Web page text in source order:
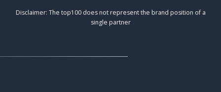
Disclaimer: The top100 does not represent the brand position of a
single partner